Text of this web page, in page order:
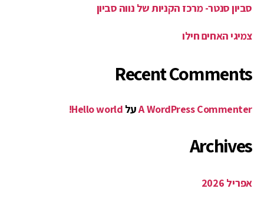
סביון סנטר- מרכז הקניות של נווה סביון
צמיגי האחים חילו
Recent Comments
A WordPress Commenterעל Hello world!
Archives
אפריל 2026